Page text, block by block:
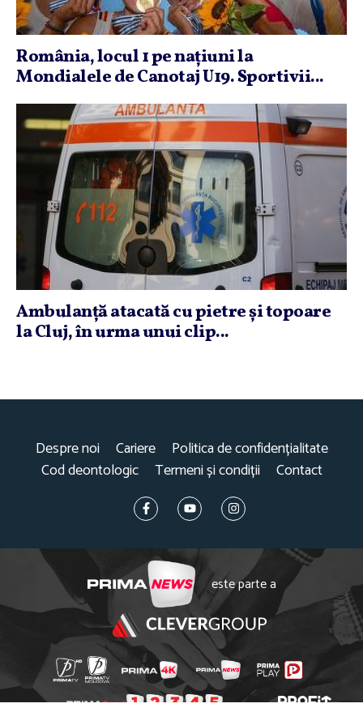
România, locul 1 pe naţiuni la
Mondialele de Canotaj U19. Sportivii...
Ambulanţă atacată cu pietre şi topoare
la Cluj, în urma unui clip...
Despre noi Cariere
Politica de confidențialitate
Cod deontologic
Termeni și condiții Contact
este parte a